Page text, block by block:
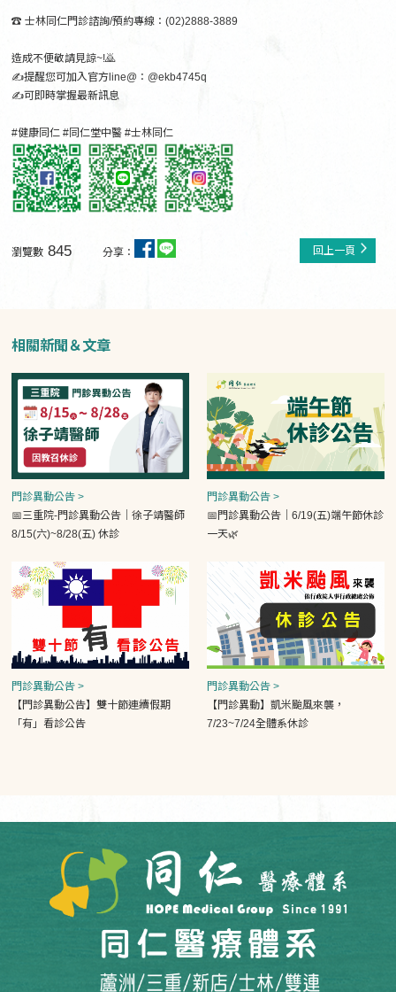
☎ 士林同仁門診諮詢/預約專線：(02)2888-3889
造成不便敬請見諒~!🙇
✍️提醒您可加入官方line@：@ekb4745q
✍️可即時掌握最新訊息
#健康同仁 #同仁堂中醫 #士林同仁
瀏覽數 845 分享： 回上一頁
相關新聞＆文章
門診異動公告 >
📅三重院-門診異動公告｜徐子靖醫師
8/15(六)~8/28(五) 休診
門診異動公告 >
📅門診異動公告｜6/19(五)端午節休診
一天🌿
門診異動公告 >
【門診異動公告】雙十節連續假期
「有」看診公告
門診異動公告 >
【門診異動】凱米颱風來襲，
7/23~7/24全體系休診